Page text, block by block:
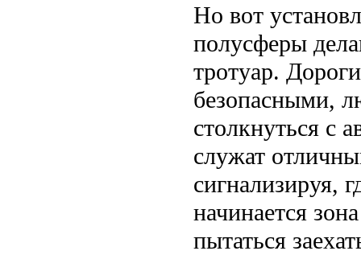
Но вот
полусферы
тротуар.
безопасными,
столкнуться с
служат
сигнализируя,
начинается
пытаться